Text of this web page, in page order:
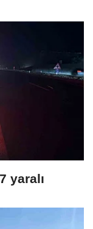
yaralı